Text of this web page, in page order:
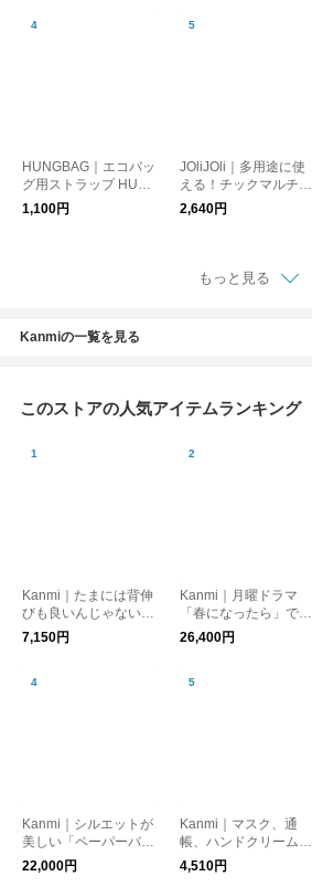
HUNGBAG｜エコバッ
グ用ストラップ HUN
GBAG STRAP [ゆうパ
ケット対応] ギフト
1,100円
JOliJOli｜多用途に使
える！チックマルチス
トラップL 2026年春
夏新作 [ゆうパケット
2,640円
もっと見る
Kanmiの一覧を見る
このストアの人気アイテムランキング
Kanmi｜たまには背伸
びも良いんじゃない？
「フカフカ ノッポ親
子がま口」【WL26-6
7,150円
Kanmi｜月曜ドラマ
「春になったら」で登
場★便利な２WAY「its
u mono 2WAYバッ
26,400円
Kanmi｜シルエットが
美しい「ペーパーバッ
グショルダー」【B24
-98】
22,000円
Kanmi｜マスク、通
帳、ハンドクリーム
「キャンディ フラッ
トポーチ（L）」【PO
4,510円